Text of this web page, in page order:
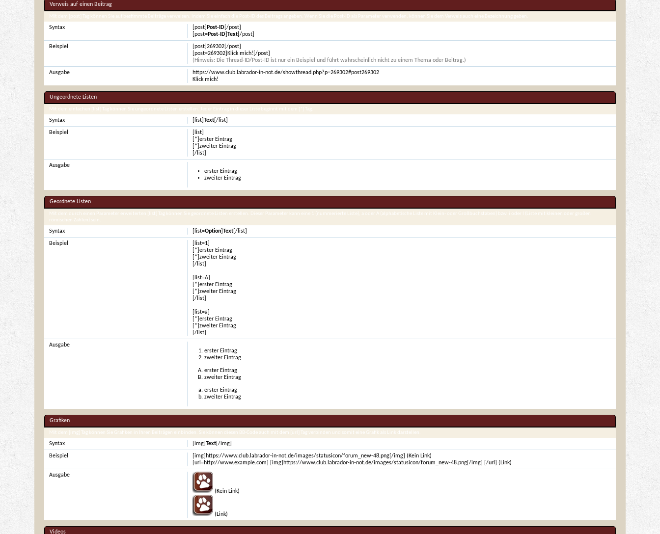
Verweis auf einen Beitrag
Mit dem [post] Tag können Sie auf bestimmte Beiträge verweisen, indem Sie einfach die Post-ID des Beitrags angeben. Wenn Sie die Post-ID als Parameter verwenden, können Sie dem Verweis auch eine Bezeichnung geben.
[post] Post-ID[/post]
[post=Post-ID] Text[/post]
Syntax
[post]269302[/post]
[post=269302]Klick mich![/post]
(Hinweis: Die Thread-ID/Post-ID ist nur ein Beispiel und führt wahrscheinlich nicht zu einem Thema oder Beitrag.)
Beispiel
https://www.club.labrador-in-not.de/showthread.php?p=269302#post269302
Klick mich!
Ausgabe
Ungeordnete Listen
Mit dem einfachen [list] Tag können Sie ungeordnete Listen erstellen. Jeder Eintrag in dieser Liste beginnt mit dem [*] Tag.
[list] Text[/list]
Syntax
[list]
[*]erster Eintrag
[*]zweiter Eintrag
[/list]
Beispiel
erster Eintrag
zweiter Eintrag
Ausgabe
Geordnete Listen
Mit dem durch einen Parameter erweiterten [list] Tag können Sie geordnete Listen erstellen. Dieser Parameter kann eine 1 (nummerierte Liste), a oder A (alphabetische Liste mit Klein- oder Großbuchstaben) bzw. i oder I (Liste mit kleinen oder großen
römischen Zahlen) sein.
[list=Option] Text[/list]
Syntax
[list=1]
[*]erster Eintrag
[*]zweiter Eintrag
[/list]
[list=A]
[*]erster Eintrag
[*]zweiter Eintrag
[/list]
[list=a]
[*]erster Eintrag
[*]zweiter Eintrag
[/list]
Beispiel
erster Eintrag
zweiter Eintrag
erster Eintrag
zweiter Eintrag
erster Eintrag
zweiter Eintrag
Ausgabe
Grafiken
Mit dem [img] Tag können Sie Grafiken in Ihren Beiträgen einbinden. Sie können diesen BB-Code auch mit dem [url] Tag verbinden und somit eine Grafik als Link darstellen.
[img] Text[/img]
Syntax
[img]https://www.club.labrador-in-not.de/images/statusicon/forum_new-48.png[/img] (Kein Link)
[url=http://www.example.com] [img]https://www.club.labrador-in-not.de/images/statusicon/forum_new-48.png[/img] [/url] (Link)
Beispiel
(Kein Link)
(Link)
Ausgabe
Videos